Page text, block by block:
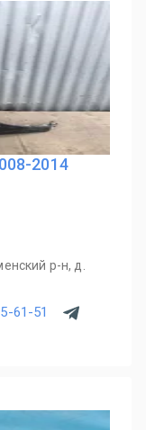
2014
р-н, д.
61-51